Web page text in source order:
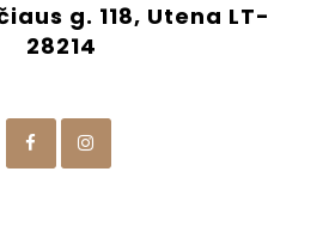
g. 118, Utena LT-
28214